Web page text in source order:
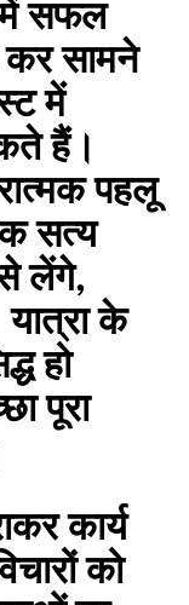
में सफल
कर सामने
में
हैं।
पहलू
सत्य
से लेंगे,
के
हो
पूरा
कार्य
को